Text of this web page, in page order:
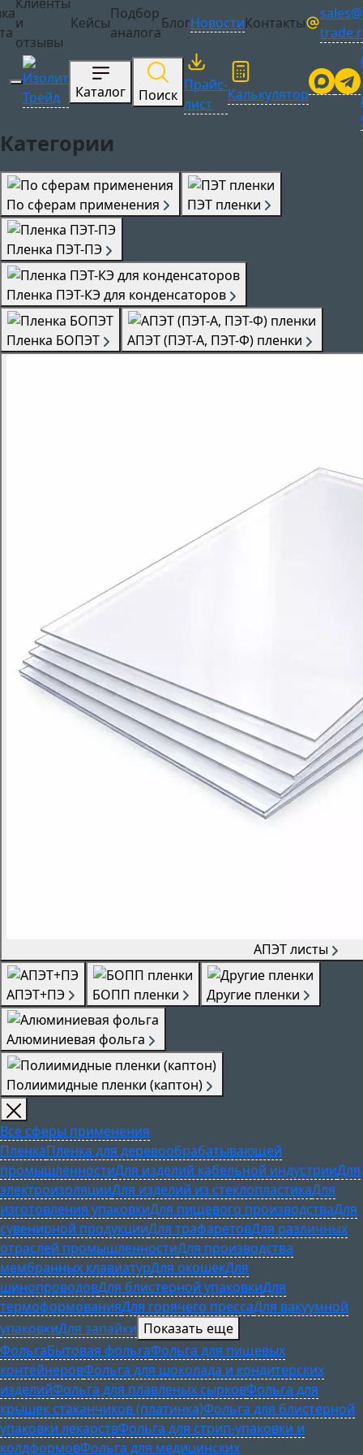
Сотрудничество
и
отзывы
Кейсы
Подбор
аналога
БлогНовостиКонтакты
Каталог Поиск
Прайс-
лист
Калькулятор
Категории
По сферам применения ПЭТ пленки
Пленка ПЭТ-ПЭ
Пленка ПЭТ-КЭ для конденсаторов
Пленка БОПЭТ АПЭТ (ПЭТ-А, ПЭТ-Ф) пленки
АПЭТ листы
АПЭТ+ПЭ БОПП пленки Другие пленки
Алюминиевая фольга
Полиимидные пленки (каптон)
Все сферы применения
ПленкаПленка для деревообрабатывающей
промышленностиДля изделий кабельной индустрииДля
электроизоляцииДля изделий из стеклопластикаДля
изготовления упаковкиДля пищевого производстваДля
сувенирной продукцииДля трафаретовДля различных
отраслей промышленностиДля производства
мембранных клавиатурДля окошекДля
шинопроводовДля блистерной упаковкиДля
термоформованияДля горячего прессаДля вакуумной
упаковкиДля запайки Показать еще
ФольгаБытовая фольгаФольга для пищевых
контейнеровФольга для шоколада и кондитерских
изделийФольга для плавленых сырковФольга для
крышек стаканчиков (платинка)Фольга для блистерной
упаковки лекарствФольга для стрип-упаковки и
колдформовФольга для медицинских